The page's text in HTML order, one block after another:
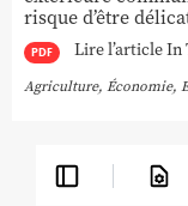
risque d’être
PDF Lire l’article In
Agriculture, Économie,